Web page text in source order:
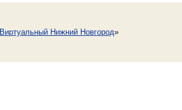
Виртуальный Нижний Новгород»